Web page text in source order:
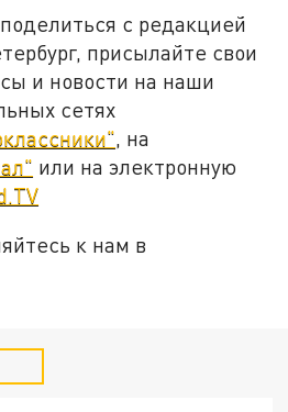
с редакцией
присылайте свои
и новости на наши
сетях
, на
или на электронную
к нам в